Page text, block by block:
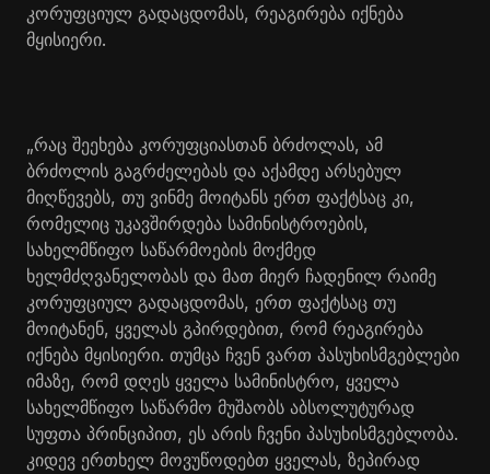
კორუფციულ გადაცდომას, რეაგირება იქნება
მყისიერი.
„რაც შეეხება კორუფციასთან ბრძოლას, ამ
ბრძოლის გაგრძელებას და აქამდე არსებულ
მიღწევებს, თუ ვინმე მოიტანს ერთ ფაქტსაც კი,
რომელიც უკავშირდება სამინისტროების,
სახელმწიფო საწარმოების მოქმედ
ხელმძღვანელობას და მათ მიერ ჩადენილ რაიმე
კორუფციულ გადაცდომას, ერთ ფაქტსაც თუ
მოიტანენ, ყველას გპირდებით, რომ რეაგირება
იქნება მყისიერი. თუმცა ჩვენ ვართ პასუხისმგებლები
იმაზე, რომ დღეს ყველა სამინისტრო, ყველა
სახელმწიფო საწარმო მუშაობს აბსოლუტურად
სუფთა პრინციპით, ეს არის ჩვენი პასუხისმგებლობა.
კიდევ ერთხელ მოვუწოდებთ ყველას, ზეპირად